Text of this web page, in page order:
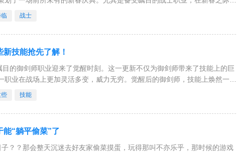
期待和惊喜。为了庆祝这一历史
临 战士
技能抢先了解！
的御剑师职业迎来了觉醒时刻。这一更新不仅为御剑师带来了技能上的巨
业在战场上更加灵活多变，威力无穷。觉醒后的御剑师，技能上焕然一
现出了更加强大的效果，让玩家
技能
能“躺平偷菜”了
？？那会整天沉迷去好友家偷菜摸蛋，玩得那叫不亦乐乎，那时候的游戏